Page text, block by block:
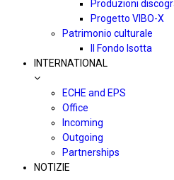
Produzioni
Progetto VIBO-X
Patrimonio culturale
Il Fondo Isotta
INTERNATIONAL
ECHE and EPS
Office
Incoming
Outgoing
Partnerships
NOTIZIE